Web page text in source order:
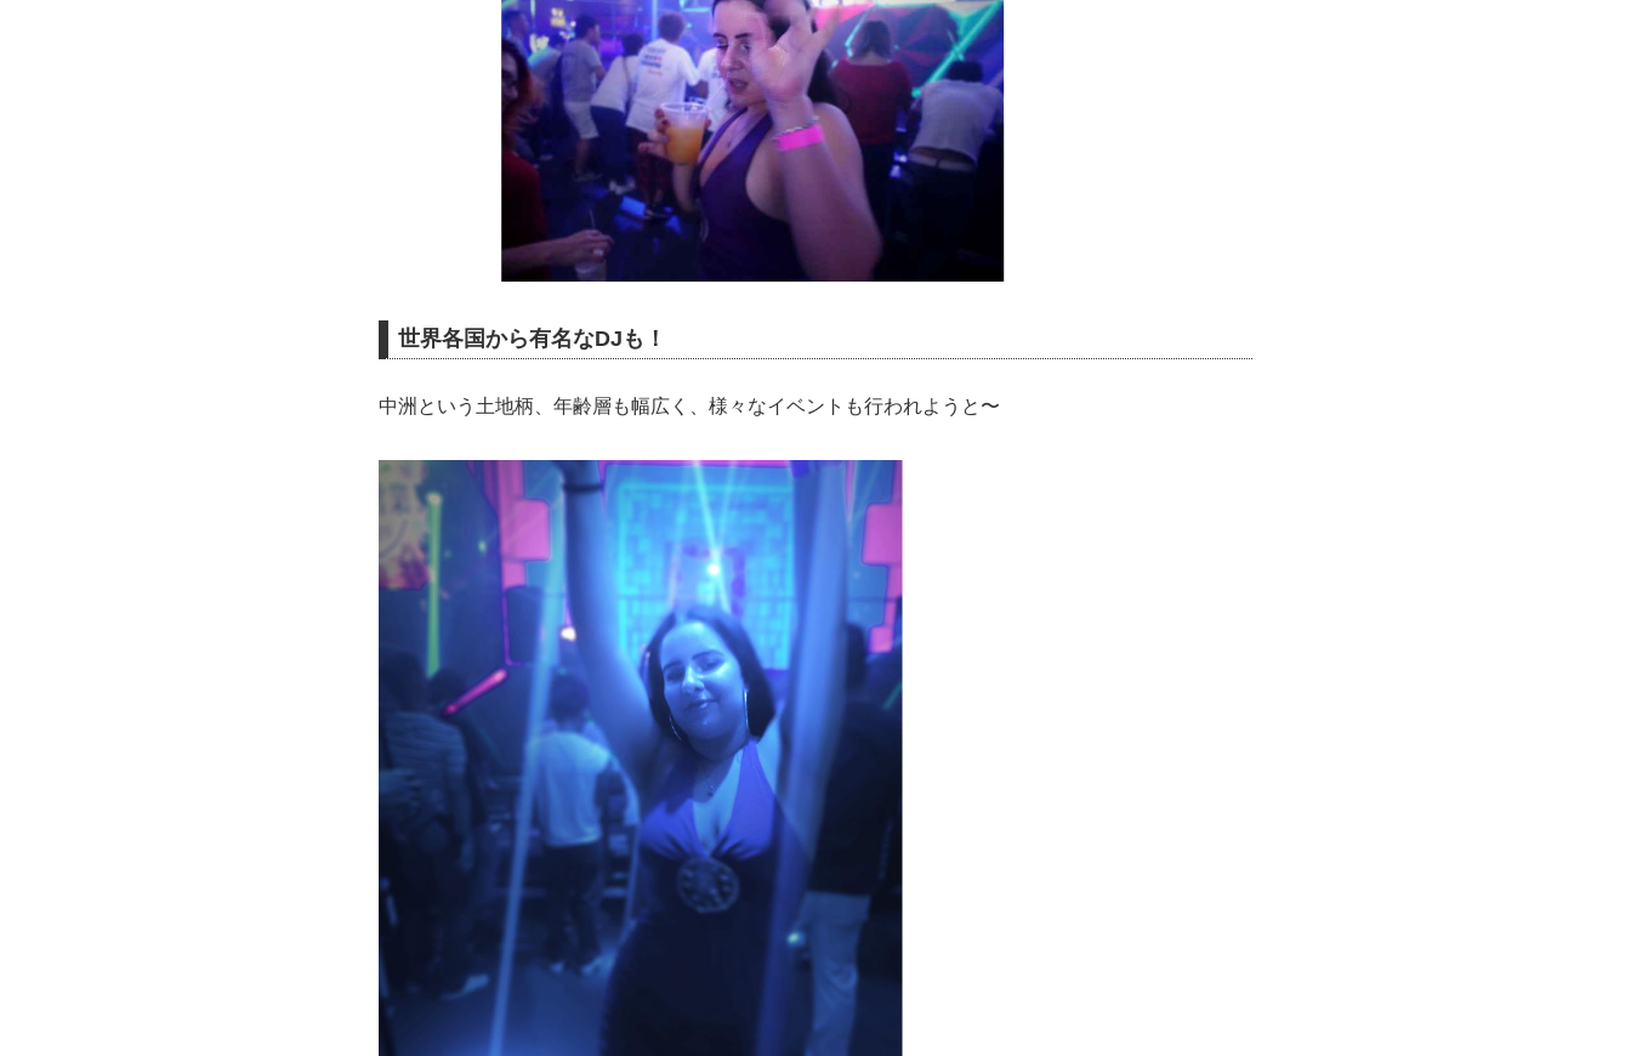
世界各国から有名なDJも！
中洲という土地柄、年齢層も幅広く、様々なイベントも行われようと〜